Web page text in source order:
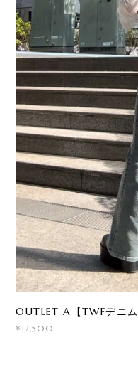
OUTLET A【TWFデニ
¥12,500